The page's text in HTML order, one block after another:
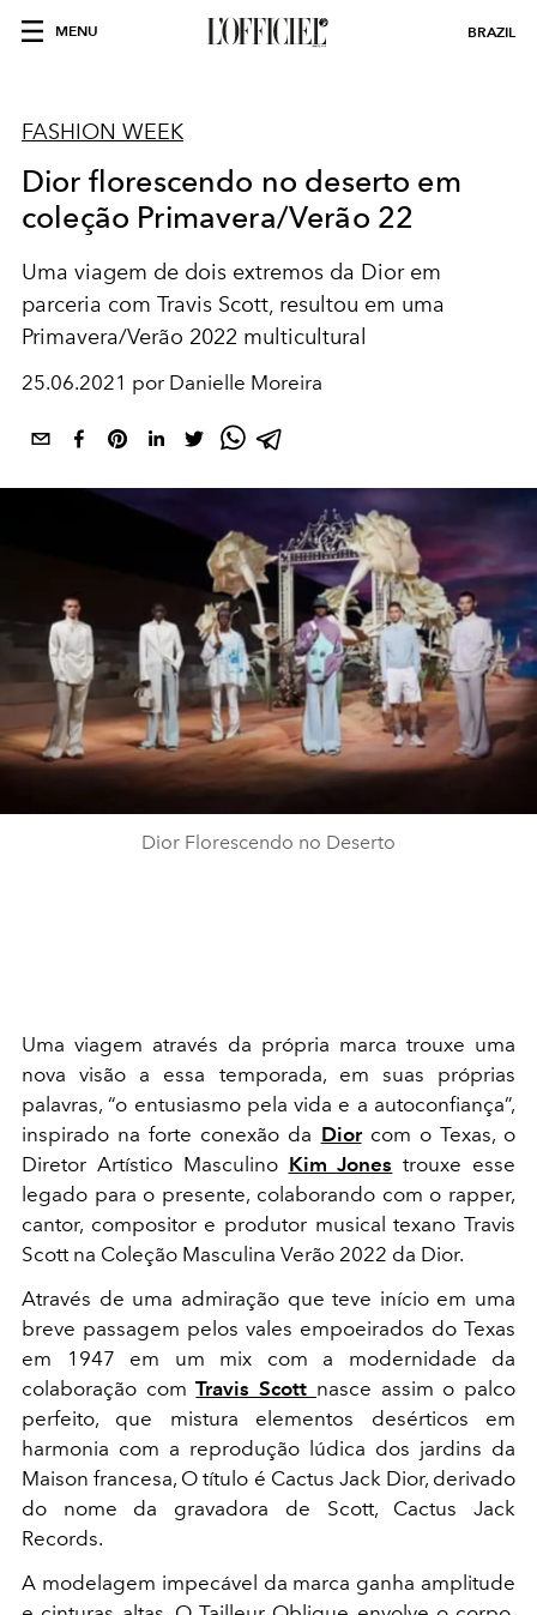
MENU BRAZIL
FASHION WEEK
Dior florescendo no deserto em
coleção Primavera/Verão 22
Uma viagem de dois extremos da Dior em
parceria com Travis Scott, resultou em uma
Primavera/Verão 2022 multicultural
25.06.2021 por Danielle Moreira
Dior Florescendo no Deserto
Uma viagem através da própria marca trouxe uma
nova visão a essa temporada, em suas próprias
palavras, “o entusiasmo pela vida e a autoconfiança”,
inspirado na forte conexão da Diorcom o Texas, o
Diretor Artístico Masculino Kim Jones trouxe esse
legado para o presente, colaborando com o rapper,
cantor, compositor e produtor musical texano Travis
Scott na Coleção Masculina Verão 2022 da Dior.
Através de uma admiração que teve início em uma
breve passagem pelos vales empoeirados do Texas
em 1947 em um mix com a modernidade da
colaboração comTravis Scott nasce assim o palco
perfeito, que mistura elementos desérticos em
harmonia com a reprodução lúdica dos jardins da
Maison francesa, O título é Cactus Jack Dior, derivado
do nome da gravadora de Scott, Cactus Jack
Records.
A modelagem impecável da marca ganha amplitude